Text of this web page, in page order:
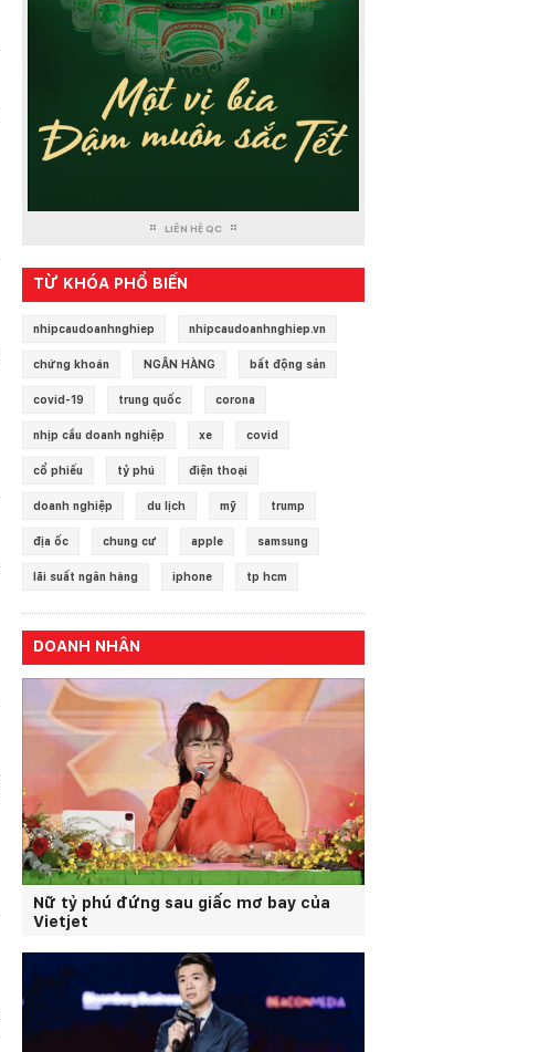
LIÊN HỆ QC
TỪ KHÓA PHỔ BIẾN
nhipcaudoanhnghiep nhipcaudoanhnghiep.vn
chứng khoán NGÂN HÀNG bất động sản
covid-19 trung quốc corona
nhịp cầu doanh nghiệp xe covid
cổ phiếu tỷ phú điện thoại
doanh nghiệp du lịch mỹ trump
địa ốc chung cư apple samsung
lãi suất ngân hàng iphone tp hcm
DOANH NHÂN
Nữ tỷ phú đứng sau giấc mơ bay của
Vietjet